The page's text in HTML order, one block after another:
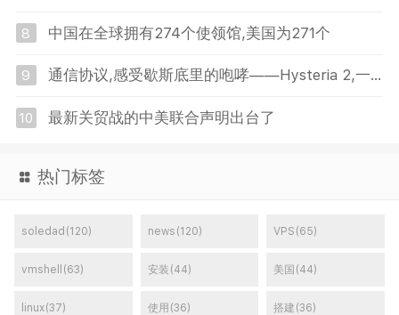
8 中国在全球拥有274个使领馆,美国为271个
9 通信协议,感受歇斯底里的咆哮——Hysteria 2,一键脚本
10 最新关贸战的中美联合声明出台了
热门标签
soledad(120) news(120) VPS(65)
vmshell(63) 安装(44) 美国(44)
linux(37) 使用(36) 搭建(36)